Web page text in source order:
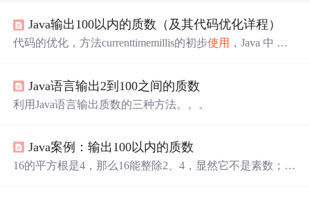
Java输出100以内的质数（及其代码优化详程）
代码的优化，方法currenttimemillis的初步使用 ，Java 中 Mat
Java语言输出2到100之间的质数
利用Java语言输出质数的三种方法。。。
Java案例：输出100以内的质数
16的平方根是4，那么16能整除2、4，显然它不是素数；而